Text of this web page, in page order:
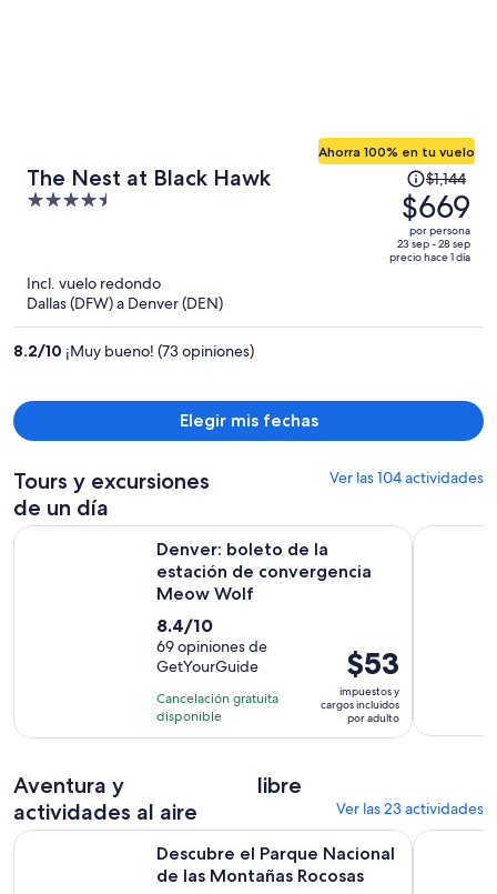
The Nest at Black Hawk
4.5
5
Ahorra 100% en tu vuelo
El
precio
era
de
$1,144
por
$1,144
$669
por persona
23 sep - 28 sep
precio hace 1 día
Incl. vuelo redondo
Dallas (DFW) a Denver (DEN)
8.2/10 ¡Muy bueno! (73 opiniones)
Elegir mis fechas
Tours y excursiones
de un día
Ver las 104 actividades
Denver: boleto de la
estación de convergencia
Meow Wolf
8.4
de
10
con
69
opiniones
8.4/10
69 opiniones de
GetYourGuide
Cancelación gratuita
disponible
El
precio
es
de
$53
impuestos y
cargos incluidos
por adulto
Denver: boleto de la estación de convergencia Meow Wolf
Descubre
Aventura y
actividades al aire
libre
Ver las 23 actividades
Descubre el Parque Nacional
de las Montañas Rocosas
Descubre el Parque Nacional de las Montañas RocosasDenver: